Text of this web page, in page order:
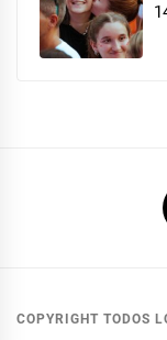
COPYRIGHT TODOS